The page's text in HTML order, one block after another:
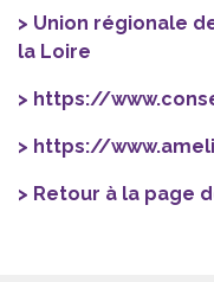
Union régionale
la Loire
https://
https://
Retour à la page